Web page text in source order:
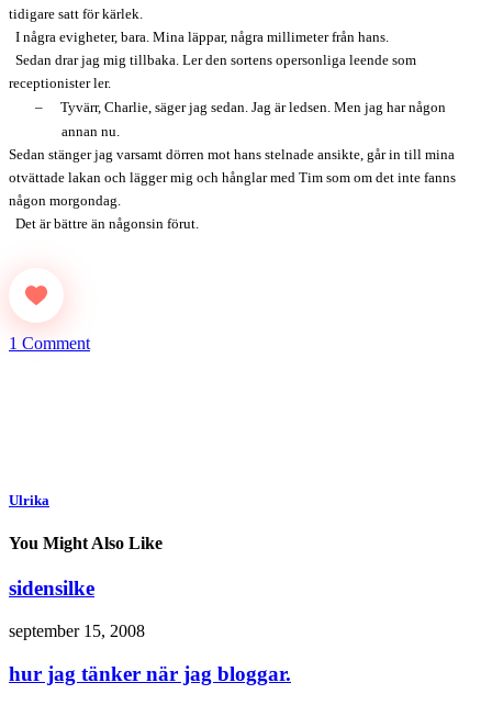
tidigare satt för kärlek.
I några evigheter, bara. Mina läppar, några millimeter från hans.
Sedan drar jag mig tillbaka. Ler den sortens opersonliga leende som
receptionister ler.
–
Tyvärr, Charlie, säger jag sedan. Jag är ledsen. Men jag har någon
annan nu.
Sedan stänger jag varsamt dörren mot hans stelnade ansikte, går in till mina
otvättade lakan och lägger mig och hånglar med Tim som om det inte fanns
någon morgondag.
Det är bättre än någonsin förut.
1 Comment
Ulrika
You Might Also Like
sidensilke
september 15, 2008
hur jag tänker när jag bloggar.